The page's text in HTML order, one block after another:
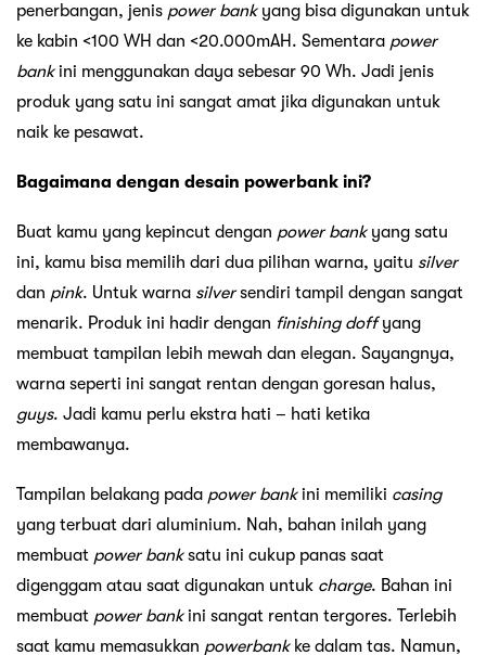
penerbangan, jenis power bankyang bisa digunakan untuk
ke kabin <100 WH dan <20.000mAH. Sementara power
bankini menggunakan daya sebesar 90 Wh. Jadi jenis
produk yang satu ini sangat amat jika digunakan untuk
naik ke pesawat.
Bagaimana dengan desain powerbank ini?
Buat kamu yang kepincut dengan power bankyang satu
ini, kamu bisa memilih dari dua pilihan warna, yaitu silver
dan pink. Untuk warna silversendiri tampil dengan sangat
menarik. Produk ini hadir dengan finishing doffyang
membuat tampilan lebih mewah dan elegan. Sayangnya,
warna seperti ini sangat rentan dengan goresan halus,
guys. Jadi kamu perlu ekstra hati – hati ketika
membawanya.
Tampilan belakang pada power bankini memiliki casing
yang terbuat dari aluminium. Nah, bahan inilah yang
membuat power banksatu ini cukup panas saat
digenggam atau saat digunakan untuk charge. Bahan ini
membuat power bankini sangat rentan tergores. Terlebih
saat kamu memasukkan powerbankke dalam tas. Namun,